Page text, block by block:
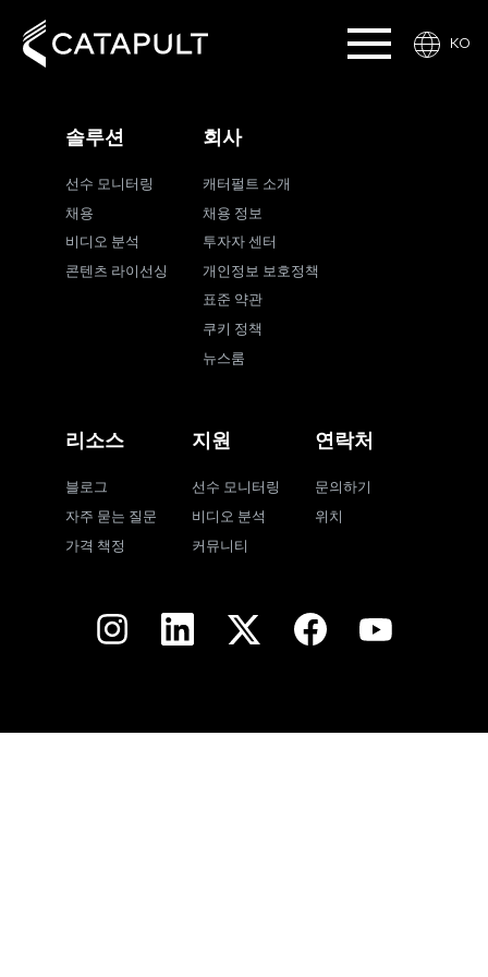
KO
솔루션
선수 모니터링
채용
비디오 분석
콘텐츠 라이선싱
회사
캐터펄트 소개
채용 정보
투자자 센터
개인정보 보호정책
표준 약관
쿠키 정책
뉴스룸
리소스
블로그
자주 묻는 질문
가격 책정
지원
선수 모니터링
비디오 분석
커뮤니티
연락처
문의하기
위치